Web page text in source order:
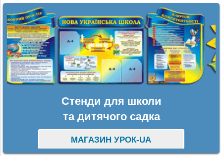
Стенди для школи
та дитячого садка
МАГАЗИН УРОК-UA